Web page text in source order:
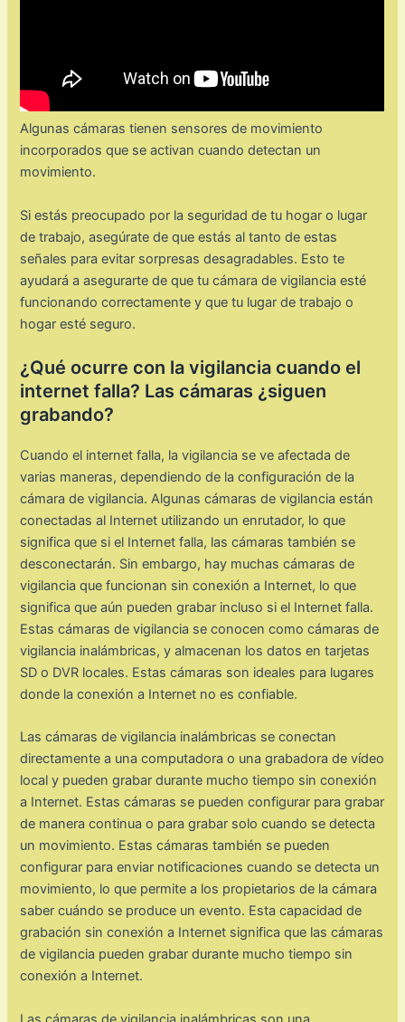
Algunas cámaras tienen sensores de movimiento
incorporados que se activan cuando detectan un
movimiento.
Si estás preocupado por la seguridad de tu hogar o lugar
de trabajo, asegúrate de que estás al tanto de estas
señales para evitar sorpresas desagradables. Esto te
ayudará a asegurarte de que tu cámara de vigilancia esté
funcionando correctamente y que tu lugar de trabajo o
hogar esté seguro.
¿Qué ocurre con la vigilancia cuando el
internet falla? Las cámaras ¿siguen
grabando?
Cuando el internet falla, la vigilancia se ve afectada de
varias maneras, dependiendo de la configuración de la
cámara de vigilancia. Algunas cámaras de vigilancia están
conectadas al Internet utilizando un enrutador, lo que
significa que si el Internet falla, las cámaras también se
desconectarán. Sin embargo, hay muchas cámaras de
vigilancia que funcionan sin conexión a Internet, lo que
significa que aún pueden grabar incluso si el Internet falla.
Estas cámaras de vigilancia se conocen como cámaras de
vigilancia inalámbricas, y almacenan los datos en tarjetas
SD o DVR locales. Estas cámaras son ideales para lugares
donde la conexión a Internet no es confiable.
Las cámaras de vigilancia inalámbricas se conectan
directamente a una computadora o una grabadora de vídeo
local y pueden grabar durante mucho tiempo sin conexión
a Internet. Estas cámaras se pueden configurar para grabar
de manera continua o para grabar solo cuando se detecta
un movimiento. Estas cámaras también se pueden
configurar para enviar notificaciones cuando se detecta un
movimiento, lo que permite a los propietarios de la cámara
saber cuándo se produce un evento. Esta capacidad de
grabación sin conexión a Internet significa que las cámaras
de vigilancia pueden grabar durante mucho tiempo sin
conexión a Internet.